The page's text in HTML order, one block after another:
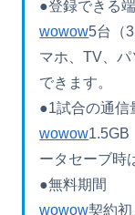
●登録できる
wowow5台（
マホ、TV、
できます。
●1試合の通信
wowow
ータセーブ時
●無料期間
wowow契約